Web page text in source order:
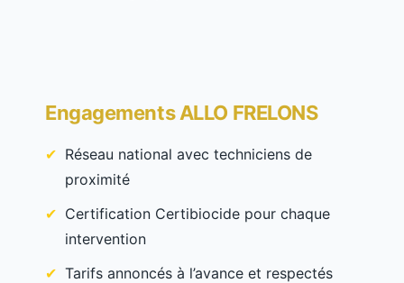
Engagements ALLO FRELONS
Réseau national avec techniciens de
proximité
Certification Certibiocide pour chaque
intervention
Tarifs annoncés à l’avance et respectés